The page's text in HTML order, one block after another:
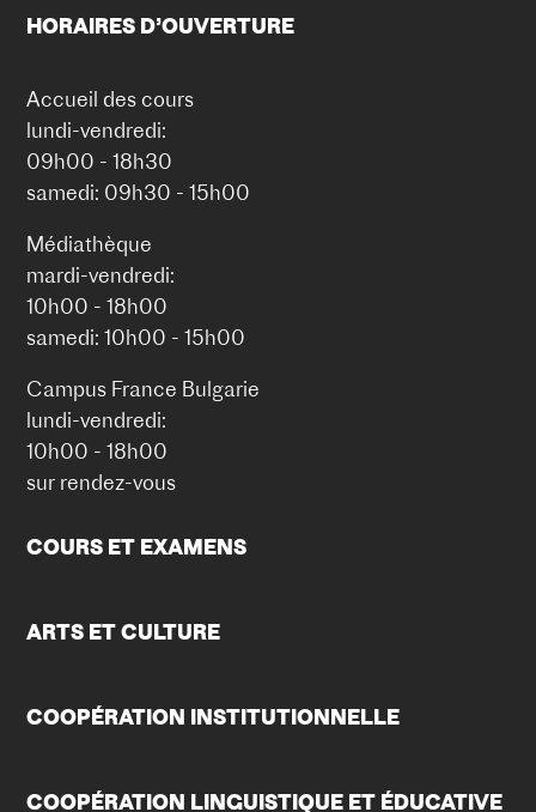
HORAIRES D’OUVERTURE
Accueil des cours
lundi-vendredi:
09h00 - 18h30
samedi: 09h30 - 15h00
Médiathèque
mardi-vendredi:
10h00 - 18h00
samedi: 10h00 - 15h00
Campus France Bulgarie
lundi-vendredi:
10h00 - 18h00
sur rendez-vous
COURS ET EXAMENS
ARTS ET CULTURE
COOPÉRATION INSTITUTIONNELLE
COOPÉRATION LINGUISTIQUE ET ÉDUCATIVE